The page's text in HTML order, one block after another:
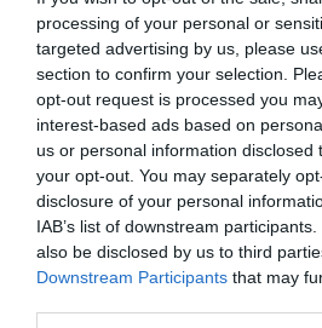
processing of your personal or
targeted advertising by us, please
section to confirm your selection.
opt-out request is processed you
interest-based ads based on
us or personal information disclosed
your opt-out. You may separately
disclosure of your personal
IAB’s list of downstream
also be disclosed by us to third
Downstream Participants that may
A mediados de noviembre, los
Asociación de Clubes de Fútbol
aceptaron incluir
Barça y Athletic Club para
fútbol femenino. El CSD había
meses para lograrlo después de
Rfef asumir su gestión esta
bloqueo de los tres clubes.
Uno de los principales
que se introduciría dentro de
colectivos e individuales; es
no se puede comercializar como
desbloqueado, aunque aún no